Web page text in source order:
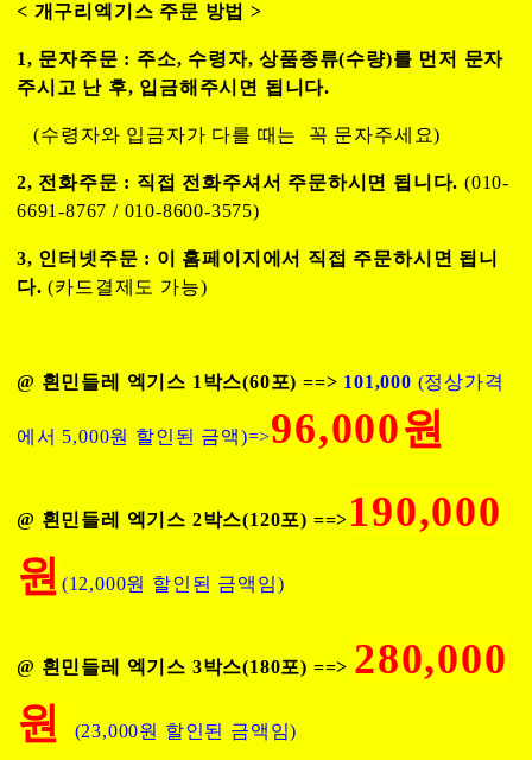
< 개구리엑기스 주문 방법 >
1, 문자주문 : 주소, 수령자, 상품종류(수량)를 먼저 문자
주시고 난 후, 입금해주시면 됩니다.
(수령자와 입금자가 다를 때는 꼭 문자주세요)
2, 전화주문 : 직접 전화주셔서 주문하시면 됩니다. (010-
6691-8767 / 010-8600-3575)
3, 인터넷주문 : 이 홈페이지에서 직접 주문하시면 됩니
다.(카드결제도 가능)
@ 흰민들레 엑기스 1박스(60포) ==> 101,000 (정상가격
에서 5,000원 할인된 금액)=>96,000원
@ 흰민들레 엑기스 2박스(120포) ==>190,000
원 (12,000원 할인된 금액임)
@ 흰민들레 엑기스 3박스(180포) ==> 280,000
원
(23,000원 할인된 금액임)